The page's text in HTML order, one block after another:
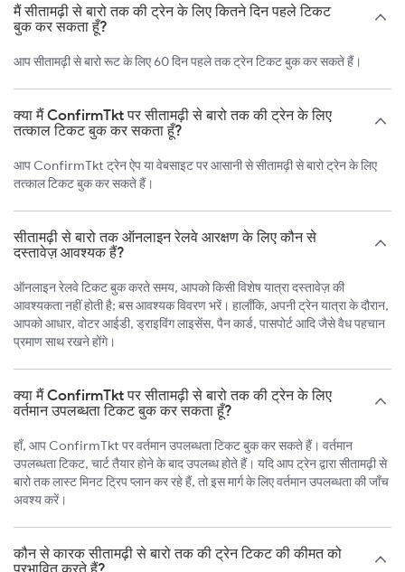
मैं सीतामढ़ी से बारो तक की ट्रेन के लिए कितने दिन पहले टिकट
बुक कर सकता हूँ?
आप सीतामढ़ी से बारो रूट के लिए 60 दिन पहले तक ट्रेन टिकट बुक कर सकते हैं।
क्या मैं ConfirmTkt पर सीतामढ़ी से बारो तक की ट्रेन के लिए
तत्काल टिकट बुक कर सकता हूँ?
आप ConfirmTkt ट्रेन ऐप या वेबसाइट पर आसानी से सीतामढ़ी से बारो ट्रेन के लिए
तत्काल टिकट बुक कर सकते हैं।
सीतामढ़ी से बारो तक ऑनलाइन रेलवे आरक्षण के लिए कौन से
दस्तावेज़ आवश्यक हैं?
ऑनलाइन रेलवे टिकट बुक करते समय, आपको किसी विशेष यात्रा दस्तावेज़ की
आवश्यकता नहीं होती है; बस आवश्यक विवरण भरें। हालाँकि, अपनी ट्रेन यात्रा के दौरान,
आपको आधार, वोटर आईडी, ड्राइविंग लाइसेंस, पैन कार्ड, पासपोर्ट आदि जैसे वैध पहचान
प्रमाण साथ रखने होंगे।
क्या मैं ConfirmTkt पर सीतामढ़ी से बारो तक की ट्रेन के लिए
वर्तमान उपलब्धता टिकट बुक कर सकता हूँ?
हाँ, आप ConfirmTkt पर वर्तमान उपलब्धता टिकट बुक कर सकते हैं। वर्तमान
उपलब्धता टिकट, चार्ट तैयार होने के बाद उपलब्ध होते हैं। यदि आप ट्रेन द्वारा सीतामढ़ी से
बारो तक लास्ट मिनट ट्रिप प्लान कर रहे हैं, तो इस मार्ग के लिए वर्तमान उपलब्धता की जाँच
अवश्य करें।
कौन से कारक सीतामढ़ी से बारो तक की ट्रेन टिकट की कीमत को
प्रभावित करते हैं?